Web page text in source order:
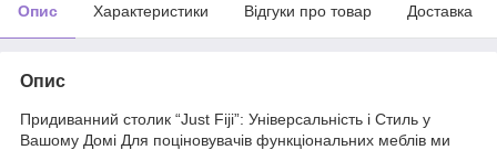
Опис Характеристики Відгуки про товар Доставка
Опис
Придиванний столик “Just Fiji”: Універсальність і Стиль у
Вашому Домі Для поціновувачів функціональних меблів ми